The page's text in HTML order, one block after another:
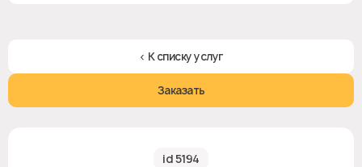
< К списку услуг
Заказать
id 5194